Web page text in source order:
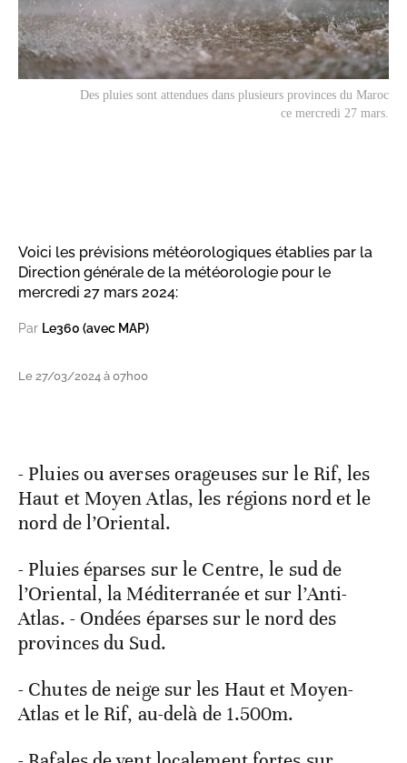
Des pluies sont attendues dans plusieurs provinces du Maroc
ce mercredi 27 mars.
Voici les prévisions météorologiques établies par la
Direction générale de la météorologie pour le
mercredi 27 mars 2024:
Par Le360 (avec MAP)
Le 27/03/2024 à 07h00
- Pluies ou averses orageuses sur le Rif, les
Haut et Moyen Atlas, les régions nord et le
nord de l’Oriental.
- Pluies éparses sur le Centre, le sud de
l’Oriental, la Méditerranée et sur l’Anti-
Atlas. - Ondées éparses sur le nord des
provinces du Sud.
- Chutes de neige sur les Haut et Moyen-
Atlas et le Rif, au-delà de 1.500m.